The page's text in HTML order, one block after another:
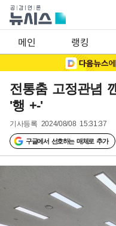
메인 랭킹
전통춤 고정관념
'행 +-'
기사등록 2024/08/08 15:31:37
구글에서 선호하는 매체로 추가